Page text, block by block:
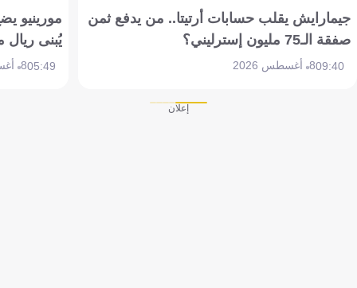
جيمارايش يقلب حسابات أرتيتا.. من يدفع ثمن
صفقة الـ75 مليون إسترليني؟
09:408 أغسطس 2026
مورينيو
يُبنى ريال
05:498 أغسطس 2026
إعلان